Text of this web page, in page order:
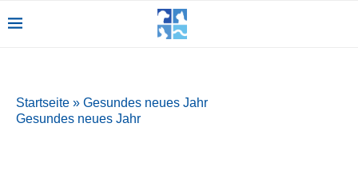
Startseite » Gesundes neues Jahr
Gesundes neues Jahr